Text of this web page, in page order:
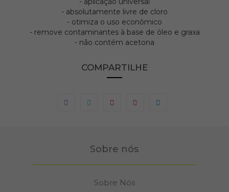
- absolutamente livre de cloro
- otimiza o uso econômico
- remove contaminantes à base de óleo e graxa
- não contém acetona
COMPARTILHE
Sobre nós
Sobre Nós